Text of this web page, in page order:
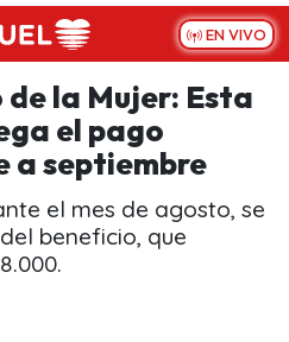
EN VIVO
la Mujer: Esta
el pago
a septiembre
el mes de agosto, se
beneficio, que